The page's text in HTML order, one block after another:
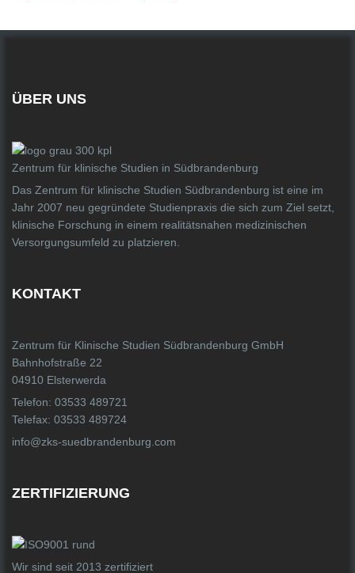
ÜBER UNS
Zentrum für klinische Studien in Südbrandenburg
Das Zentrum für klinische Studien Südbrandenburg ist eine im
Jahr 2007 neu gegründete Studienpraxis die sich zum Ziel setzt,
klinische Forschung in einem realitätsnahen medizinischen
Versorgungsumfeld zu platzieren.
KONTAKT
Zentrum für Klinische Studien Südbrandenburg GmbH
Bahnhofstraße 22
04910 Elsterwerda
Telefon: 03533 489721
Telefax: 03533 489724
info@zks-suedbrandenburg.com
ZERTIFIZIERUNG
Wir sind seit 2013 zertifiziert